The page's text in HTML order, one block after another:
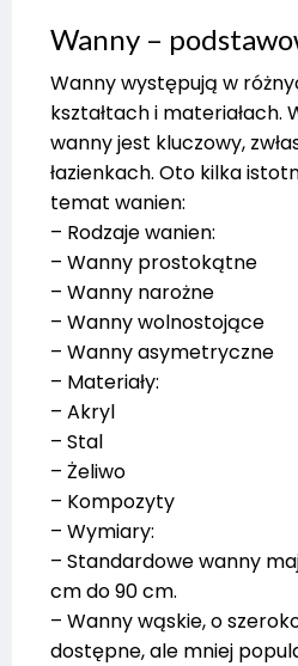
Wanny –
Wanny występują w
kształtach i materiałach.
wanny jest kluczowy,
łazienkach. Oto kilka
temat wanien:
– Rodzaje wanien:
– Wanny prostokątne
– Wanny narożne
– Wanny wolnostojące
– Wanny asymetryczne
– Materiały:
– Akryl
– Stal
– Żeliwo
– Kompozyty
– Wymiary:
– Standardowe wanny
cm do 90 cm.
– Wanny wąskie, o
dostępne, ale mniej